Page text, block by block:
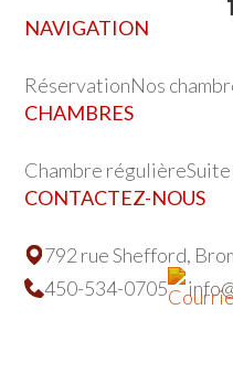
NAVIGATION
RéservationNos
CHAMBRES
Chambre régulière
CONTACTEZ-NOUS
792 rue Shefford,
450-534-0705